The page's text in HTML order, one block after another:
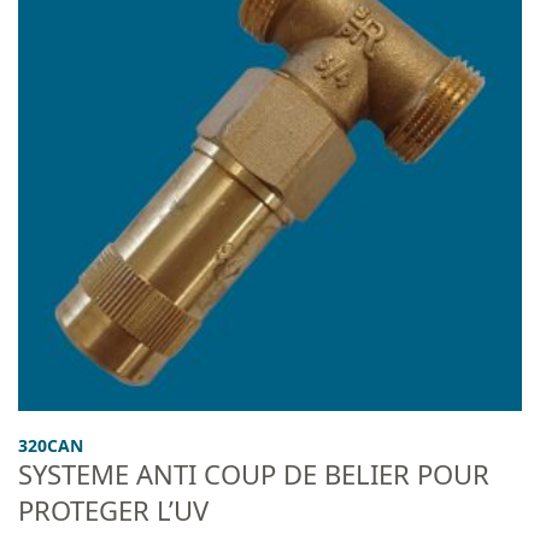
320CAN
SYSTEME ANTI COUP DE BELIER POUR
PROTEGER L’UV